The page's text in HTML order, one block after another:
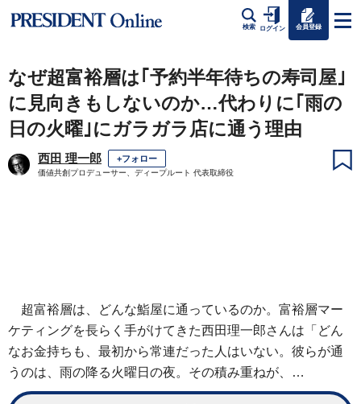
検索 ログイン 会員登録
なぜ超富裕層は｢予約半年待ちの寿司屋｣
に見向きもしないのか…代わりに｢雨の
日の火曜｣にガラガラ店に通う理由
西田 理一郎 +フォロー
価値共創プロデューサー、ディープルート 代表取締役
超富裕層は、どんな鮨屋に通っているのか。富裕層マー
ケティングを長らく手がけてきた西田理一郎さんは「どん
なお金持ちも、最初から常連だった人はいない。彼らが通
うのは、雨の降る火曜日の夜。その積み重ねが、…